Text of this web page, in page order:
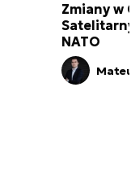
Zmiany w
NATO